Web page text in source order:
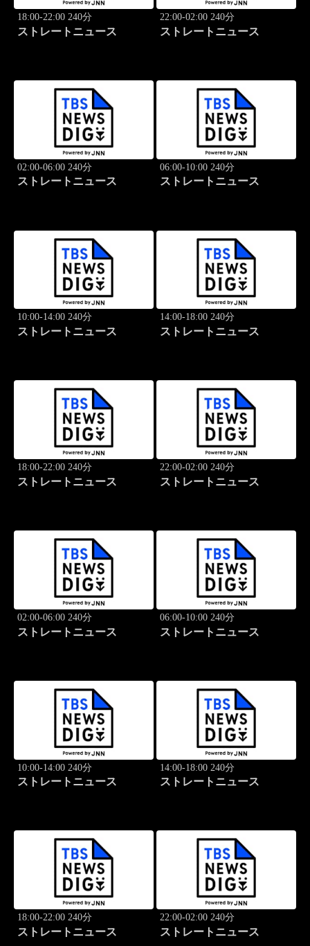
18:00-22:00 240分
ストレートニュース
22:00-02:00 240分
ストレートニュース
02:00-06:00 240分
ストレートニュース
06:00-10:00 240分
ストレートニュース
10:00-14:00 240分
ストレートニュース
14:00-18:00 240分
ストレートニュース
18:00-22:00 240分
ストレートニュース
22:00-02:00 240分
ストレートニュース
02:00-06:00 240分
ストレートニュース
06:00-10:00 240分
ストレートニュース
10:00-14:00 240分
ストレートニュース
14:00-18:00 240分
ストレートニュース
18:00-22:00 240分
ストレートニュース
22:00-02:00 240分
ストレートニュース